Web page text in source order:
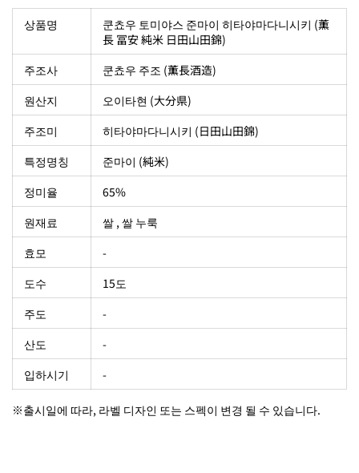
상품명
쿤쵸우 토미야스 준마이 히타야마다니시키 (薫
長 冨安 純米 日田山田錦)
주조사
쿤쵸우 주조 (薫長酒造)
원산지
오이타현 (大分県)
주조미
히타야마다니시키 (日田山田錦)
특정명칭
준마이 (純米)
정미율
65%
원재료
쌀 , 쌀 누룩
효모
-
도수
15도
주도
-
산도
-
입하시기
-
※출시일에 따라, 라벨 디자인 또는 스펙이 변경 될 수 있습니다.